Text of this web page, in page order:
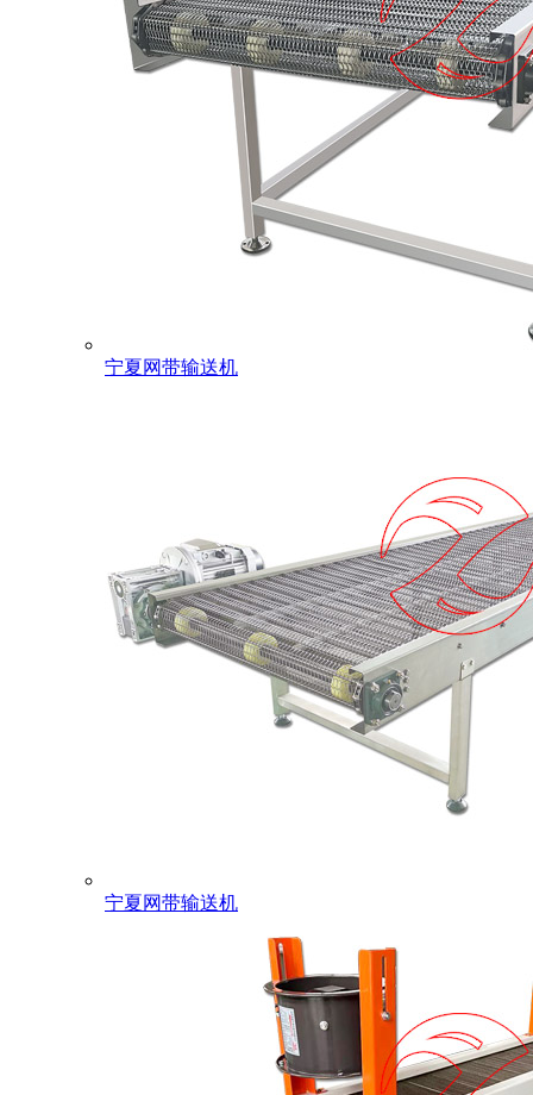
宁夏网带输送机
宁夏网带输送机